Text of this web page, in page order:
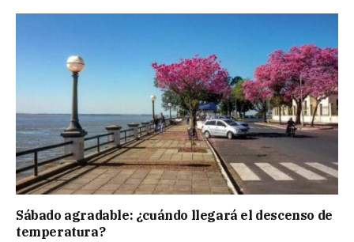
Sábado agradable: ¿cuándo llegará el descenso de
temperatura?